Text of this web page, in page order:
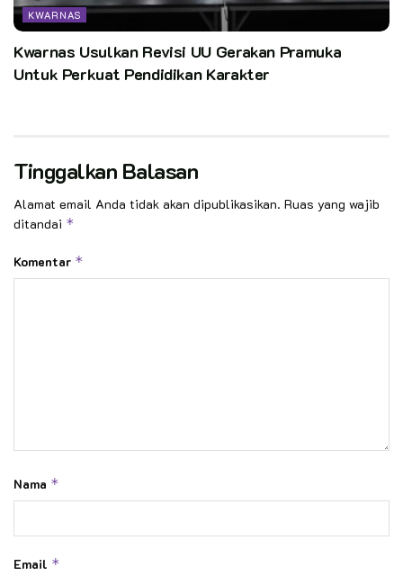
KWARNAS
Kwarnas Usulkan Revisi UU Gerakan Pramuka
Untuk Perkuat Pendidikan Karakter
Tinggalkan Balasan
Alamat email Anda tidak akan dipublikasikan. Ruas yang wajib
ditandai *
Komentar *
Nama *
Email *